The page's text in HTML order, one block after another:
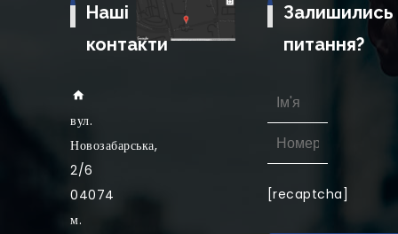
Наші
контакти
вул.
Новозабарська,
2/6
04074
м.
Залишились
питання?
[recaptcha]